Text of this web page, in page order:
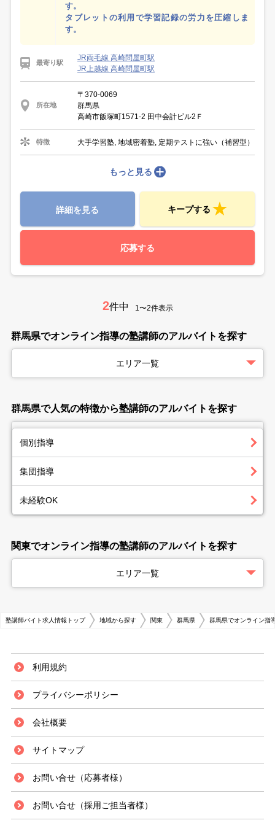
す。
タブレットの利用で学習記録の労力を圧縮しま
す。
最寄り駅
JR両毛線 高崎問屋町駅
JR上越線 高崎問屋町駅
所在地
〒370-0069
群馬県
高崎市飯塚町1571-2 田中会計ビル2Ｆ
特徴 大手学習塾, 地域密着塾, 定期テストに強い（補習型）
もっと見る
詳細を見る キープする
応募する
2件中 1〜2件表示
群馬県でオンライン指導の塾講師のアルバイトを探す
エリア一覧
群馬県で人気の特徴から塾講師のアルバイトを探す
個別指導
集団指導
未経験OK
関東でオンライン指導の塾講師のアルバイトを探す
エリア一覧
塾講師バイト求人情報トップ 地域から探す 関東 群馬県 群馬県でオンライン指
利用規約
プライバシーポリシー
会社概要
サイトマップ
お問い合せ（応募者様）
お問い合せ（採用ご担当者様）